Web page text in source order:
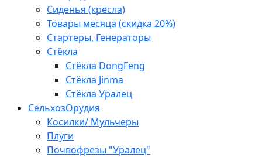
Сиденья (кресла)
Товары месяца (скидка 20%)
Стартеры, Генераторы
Стёкла
Стёкла DongFeng
Стёкла Jinma
Стёкла Уралец
СельхозОрудия
Косилки/ Мульчеры
Плуги
Почвофрезы "Уралец"